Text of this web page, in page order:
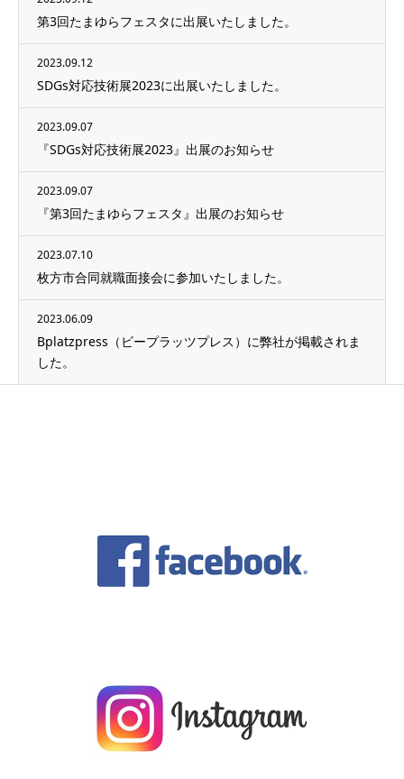
第3回たまゆらフェスタに出展いたしました。
2023.09.12
SDGs対応技術展2023に出展いたしました。
2023.09.07
『SDGs対応技術展2023』出展のお知らせ
2023.09.07
『第3回たまゆらフェスタ』出展のお知らせ
2023.07.10
枚方市合同就職面接会に参加いたしました。
2023.06.09
Bplatzpress（ビープラッツプレス）に弊社が掲載されま
した。